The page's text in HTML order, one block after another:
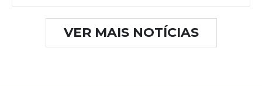
VER MAIS NOTÍCIAS